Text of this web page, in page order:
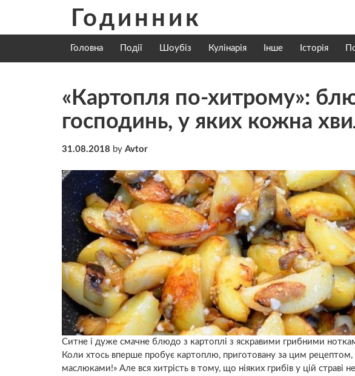
content
Годинник
Головна Події Шоубіз Кулінарія Інше Історія
«Картопля по-хитрому»:
господинь, у яких кожна
31.08.2018 by Avtor
Ситне і дуже смачне блюдо з картоплі з яскравими грибними
Коли хтось вперше пробує картоплю, приготовану за цим рецептом,
маслюками!» Але вся хитрість в тому, що ніяких грибів у цій страві